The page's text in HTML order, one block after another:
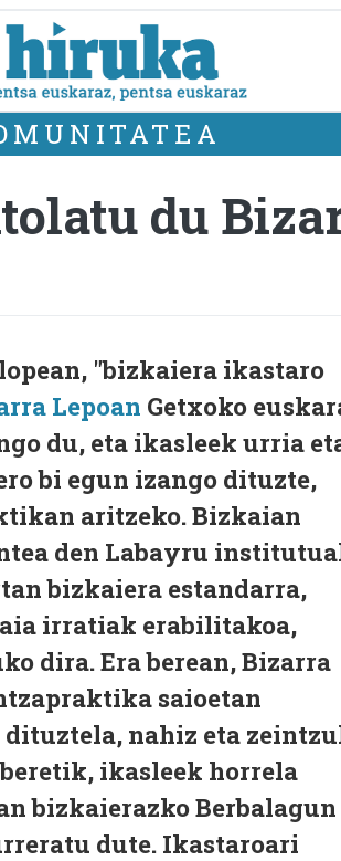
du
"bizkaiera ikastaro
Lepoan Getxoko
du, eta ikasleek urria
bi egun izango dituzte,
aritzeko. Bizkaian
den Labayru
bizkaiera estandarra,
irratiak erabilitakoa,
dira. Era berean, Bizarra
saioetan
nahiz eta
ikasleek horrela
bizkaierazko Berbalagun
dute. Ikastaroari